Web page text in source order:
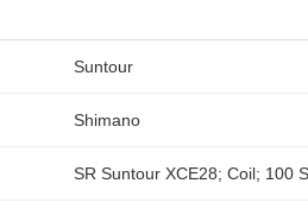
Suntour
Shimano
SR Suntour XCE28; Coil; 100